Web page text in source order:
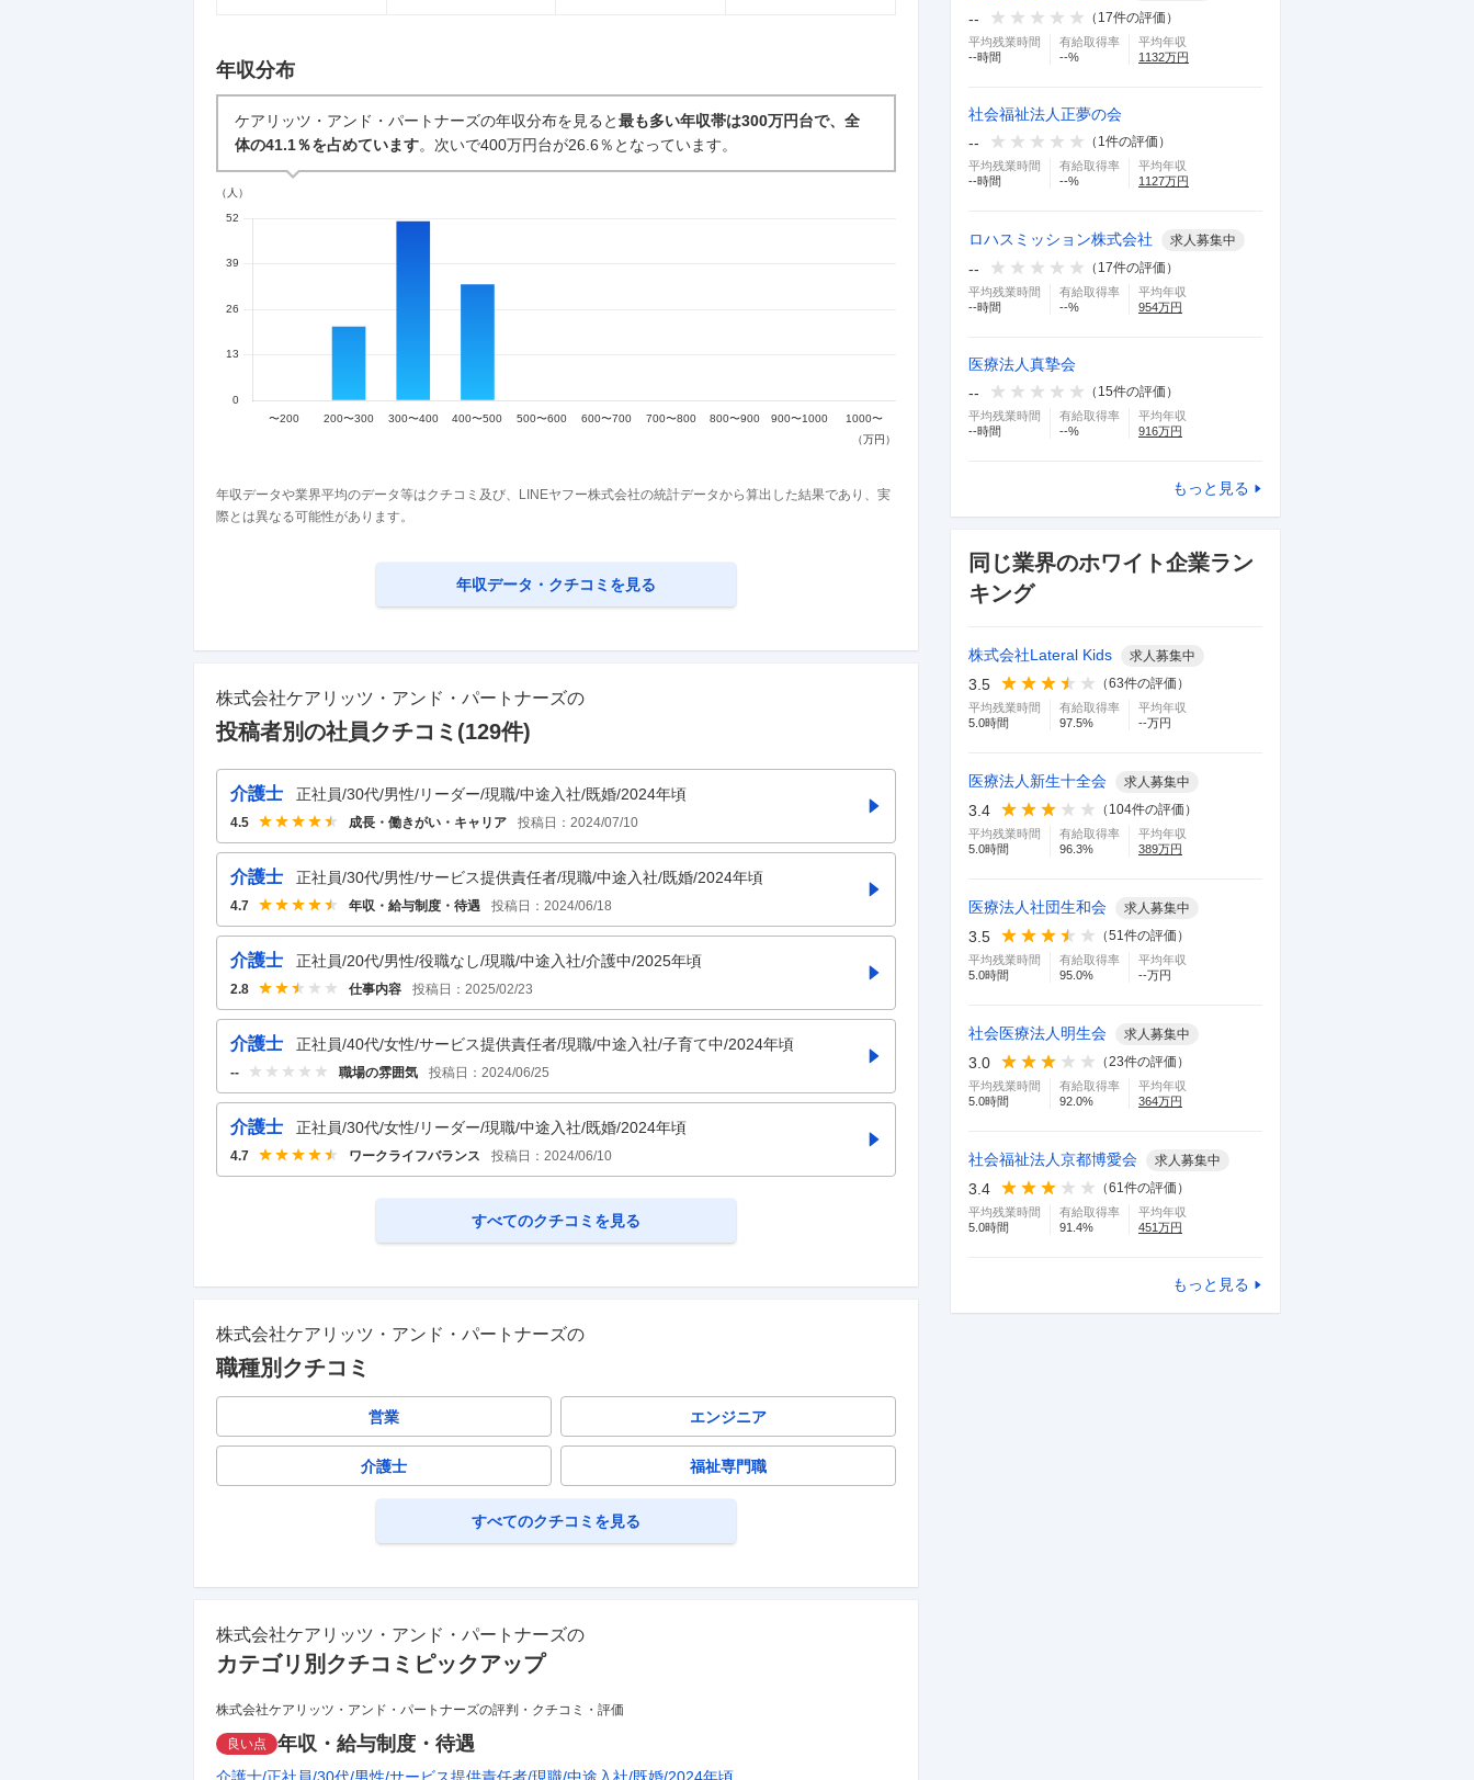
年収分布
ケアリッツ・アンド・パートナーズの年収分布を見ると最も多い年収帯は300万円台で、全
体の41.1％を占めています。次いで400万円台が26.6％となっています。
年収データや業界平均のデータ等はクチコミ及び、LINEヤフー株式会社の統計データから算出した結果であり、実
際とは異なる可能性があります。
年収データ・クチコミを見る
株式会社ケアリッツ・アンド・パートナーズの
投稿者別の社員クチコミ(129件)
介護士 正社員/30代/男性/リーダー/現職/中途入社/既婚/2024年頃
4.5 成長・働きがい・キャリア 投稿日： 2024/07/10
介護士 正社員/30代/男性/サービス提供責任者/現職/中途入社/既婚/2024年頃
4.7 年収・給与制度・待遇 投稿日： 2024/06/18
介護士 正社員/20代/男性/役職なし/現職/中途入社/介護中/2025年頃
2.8 仕事内容 投稿日： 2025/02/23
介護士 正社員/40代/女性/サービス提供責任者/現職/中途入社/子育て中/2024年頃
-- 職場の雰囲気 投稿日： 2024/06/25
介護士 正社員/30代/女性/リーダー/現職/中途入社/既婚/2024年頃
4.7 ワークライフバランス 投稿日： 2024/06/10
すべてのクチコミを見る
株式会社ケアリッツ・アンド・パートナーズの
職種別クチコミ
営業 エンジニア
介護士 福祉専門職
すべてのクチコミを見る
株式会社ケアリッツ・アンド・パートナーズの
カテゴリ別クチコミピックアップ
株式会社ケアリッツ・アンド・パートナーズの評判・クチコミ・評価
良い点 年収・給与制度・待遇
-- （ 17件の評価）
平均残業時間
--時間
有給取得率
--%
平均年収
1132万円
社会福祉法人正夢の会
--
（ 1件の評価）
平均残業時間
--時間
有給取得率
--%
平均年収
1127万円
ロハスミッション株式会社 求人募集中
-- （ 17件の評価）
平均残業時間
--時間
有給取得率
--%
平均年収
954万円
医療法人真摯会
--
（ 15件の評価）
平均残業時間
--時間
有給取得率
--%
平均年収
916万円
もっと見る
同じ業界のホワイト企業ラン
キング
株式会社Lateral Kids 求人募集中
3.5 （63件の評価）
平均残業時間
5.0時間
有給取得率
97.5%
平均年収
--万円
医療法人新生十全会 求人募集中
3.4 （ 104件の評価）
平均残業時間
5.0時間
有給取得率
96.3%
平均年収
389万円
医療法人社団生和会 求人募集中
3.5 （51件の評価）
平均残業時間
5.0時間
有給取得率
95.0%
平均年収
--万円
社会医療法人明生会 求人募集中
3.0 （23件の評価）
平均残業時間
5.0時間
有給取得率
92.0%
平均年収
364万円
社会福祉法人京都博愛会 求人募集中
3.4 （61件の評価）
平均残業時間
5.0時間
有給取得率
91.4%
平均年収
451 万円
もっと見る